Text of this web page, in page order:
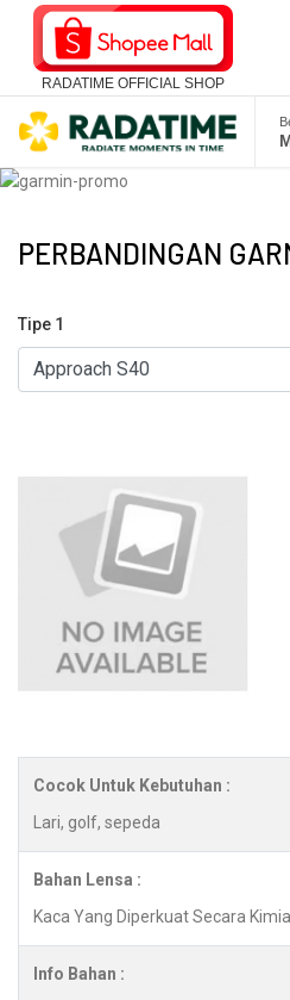
RADATIME OFFICIAL SHOP
PERBANDINGAN
Tipe 1
Cocok Untuk Kebutuhan :
Lari, golf, sepeda
Bahan Lensa :
Kaca Yang Diperkuat Secara Kimia
Info Bahan :